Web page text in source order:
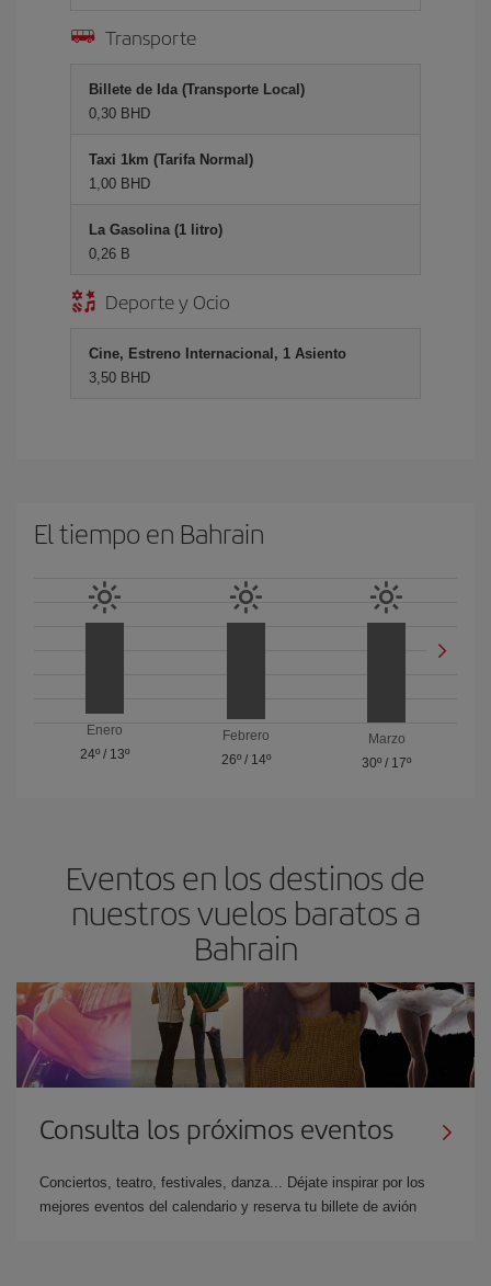
Transporte
Billete de Ida (Transporte Local)
0,30 BHD
Taxi 1km (Tarifa Normal)
1,00 BHD
La Gasolina (1 litro)
0,26 B
Deporte y Ocio
Cine, Estreno Internacional, 1 Asiento
3,50 BHD
El tiempo en Bahrain
Enero
24º/ 13º
Febrero
26º/ 14º
Marzo
30º / 17º
Eventos en los destinos de
nuestros vuelos baratos a
Bahrain
Consulta los próximos eventos
Conciertos, teatro, festivales, danza... Déjate inspirar por los
mejores eventos del calendario y reserva tu billete de avión